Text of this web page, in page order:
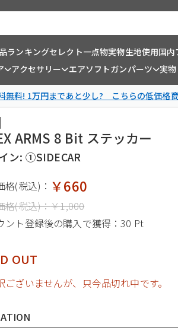
ランキングセレクト一点物実物生地使用国内
アクセサリー エアソフトガンパーツ 実
無料! 1万円まであと少し? こちらの低価格
ARMS 8 Bit ステッカー
ン: ①SIDECAR
格(税込)： ￥660
格(税込)：￥1,000
ント登録後の購入で獲得：30 Pt
OUT
ございませんが、只今品切れ中です。